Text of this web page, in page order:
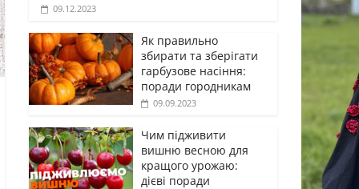
09.12.2023
Як правильно
збирати та зберігати
гарбузове насіння:
поради городникам
09.09.2023
Чим підживити
вишню весною для
кращого урожаю:
дієві поради